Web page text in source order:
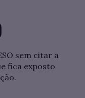
sem citar a
fica exposto